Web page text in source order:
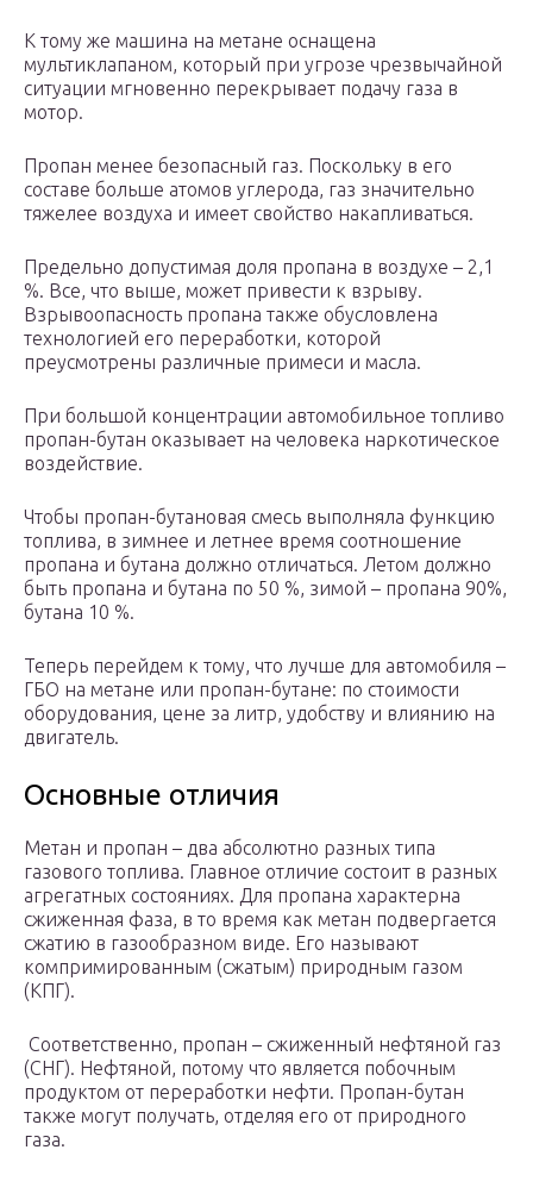
К тому же машина на метане оснащена
мультиклапаном, который при угрозе чрезвычайной
ситуации мгновенно перекрывает подачу газа в
мотор.
Пропан менее безопасный газ. Поскольку в его
составе больше атомов углерода, газ значительно
тяжелее воздуха и имеет свойство накапливаться.
Предельно допустимая доля пропана в воздухе – 2,1
%. Все, что выше, может привести к взрыву.
Взрывоопасность пропана также обусловлена
технологией его переработки, которой
преусмотрены различные примеси и масла.
При большой концентрации автомобильное топливо
пропан-бутан оказывает на человека наркотическое
воздействие.
Чтобы пропан-бутановая смесь выполняла функцию
топлива, в зимнее и летнее время соотношение
пропана и бутана должно отличаться. Летом должно
быть пропана и бутана по 50 %, зимой – пропана 90%,
бутана 10 %.
Теперь перейдем к тому, что лучше для автомобиля –
ГБО на метане или пропан-бутане: по стоимости
оборудования, цене за литр, удобству и влиянию на
двигатель.
Основные отличия
Метан и пропан – два абсолютно разных типа
газового топлива. Главное отличие состоит в разных
агрегатных состояниях. Для пропана характерна
сжиженная фаза, в то время как метан подвергается
сжатию в газообразном виде. Его называют
компримированным (сжатым) природным газом
(КПГ).
Соответственно, пропан – сжиженный нефтяной газ
(СНГ). Нефтяной, потому что является побочным
продуктом от переработки нефти. Пропан-бутан
также могут получать, отделяя его от природного
газа.